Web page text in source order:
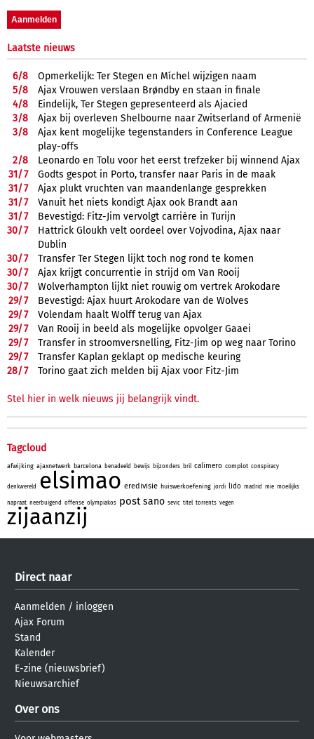
Laatste nieuws
6/8
Opmerkelijk: Ter Stegen en Míchel wijzigen naam
5/8
Ajax Vrouwen verslaan Brøndby en staan in finale
4/8
Eindelijk, Ter Stegen gepresenteerd als Ajacied
3/8
Ajax bij overleven Shelbourne naar Zwitserland of Armenië
3/8
Ajax kent mogelijke tegenstanders in Conference League
play-offs
2/8
Leonardo en Tolu voor het eerst trefzeker bij winnend Ajax
31/7
Godts gespot in Porto, transfer naar Paris in de maak
31/7
Ajax plukt vruchten van maandenlange gesprekken
31/7
Vanuit het niets kondigt Ajax ook Brandt aan
31/7
Bevestigd: Fitz-Jim vervolgt carrière in Turijn
30/7
Hattrick Gloukh velt oordeel over Vojvodina, Ajax naar
Dublin
30/7
Transfer Ter Stegen lijkt toch nog rond te komen
30/7
Ajax krijgt concurrentie in strijd om Van Rooij
30/7
Wolverhampton lijkt niet rouwig om vertrek Arokodare
29/7
Bevestigd: Ajax huurt Arokodare van de Wolves
29/7
Volendam haalt Wolff terug van Ajax
29/7
Van Rooij in beeld als mogelijke opvolger Gaaei
29/7
Transfer in stroomversnelling, Fitz-Jim op weg naar Torino
29/7
Transfer Kaplan geklapt op medische keuring
28/7 Torino gaat zich melden bij Ajax voor Fitz-Jim
Stel hier in welk nieuws jij belangrijk vindt.
Tagcloud
afwijking ajaxnetwerk barcelona benadeeld bewijs bijzonders bril calimero complot conspiracy
denkwereld elsimao eredivisie huiswerkoefening jordi lido madrid mie moeilijks
napraat neerbuigend offense olympiakos post sano sevic titel torrents vegen
zijaanzij
Direct naar
Aanmelden / inloggen
Ajax Forum
Stand
Kalender
E-zine (nieuwsbrief)
Nieuwsarchief
Over ons